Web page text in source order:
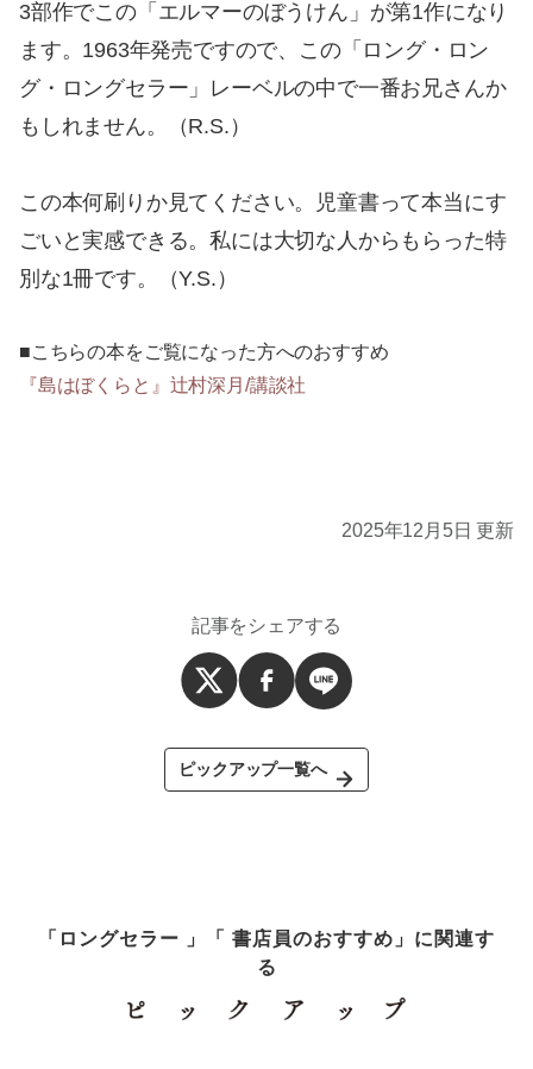
3部作でこの「エルマーのぼうけん」が第1作になり
ます。1963年発売ですので、この「ロング・ロン
グ・ロングセラー」レーベルの中で一番お兄さんか
もしれません。（R.S.）
この本何刷りか見てください。児童書って本当にす
ごいと実感できる。私には大切な人からもらった特
別な1冊です。（Y.S.）
■こちらの本をご覧になった方へのおすすめ
『島はぼくらと』辻村深月/講談社
2025年12月5日 更新
記事をシェアする
ピックアップ一覧へ
「ロングセラー 」「 書店員のおすすめ」に関連す
る